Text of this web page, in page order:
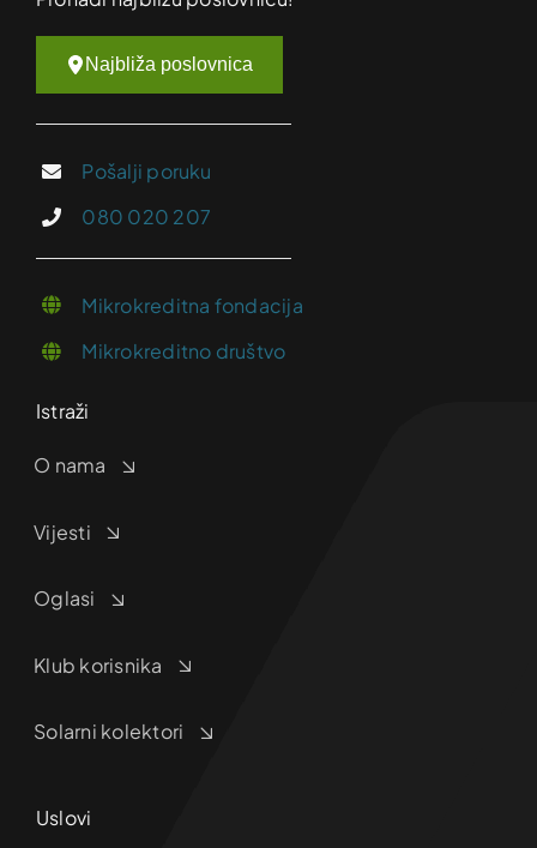
Najbliža poslovnica
Pošalji poruku
080 020 207
Mikrokreditna fondacija
Mikrokreditno društvo
Istraži
O nama
Vijesti
Oglasi
Klub korisnika
Solarni kolektori
Uslovi